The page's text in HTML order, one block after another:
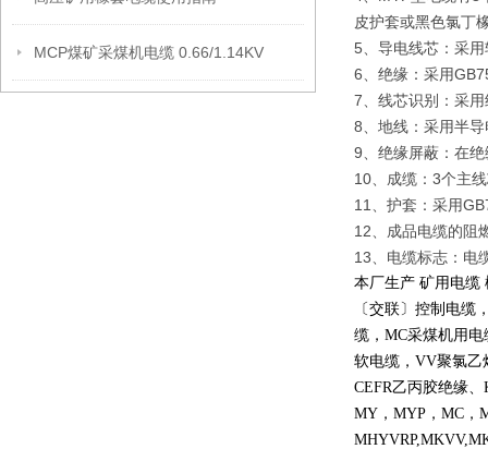
MCP煤矿采煤机电缆 0.66/1.14KV
皮护套或黑色氯丁
5、导电线芯：采
6、绝缘：采用
7、线芯识别：采
8、地线：采用半
9、绝缘屏蔽：在
10、成缆：3个主
11、护套：采用
12、成品电缆的阻
13、电缆标志：电
本厂生产 矿用电缆
〔交联〕控制电缆
缆， MC采煤机用电
软电缆， VV聚氯乙
CEFR乙丙胶绝缘、
MY ， MYP ， MC ，